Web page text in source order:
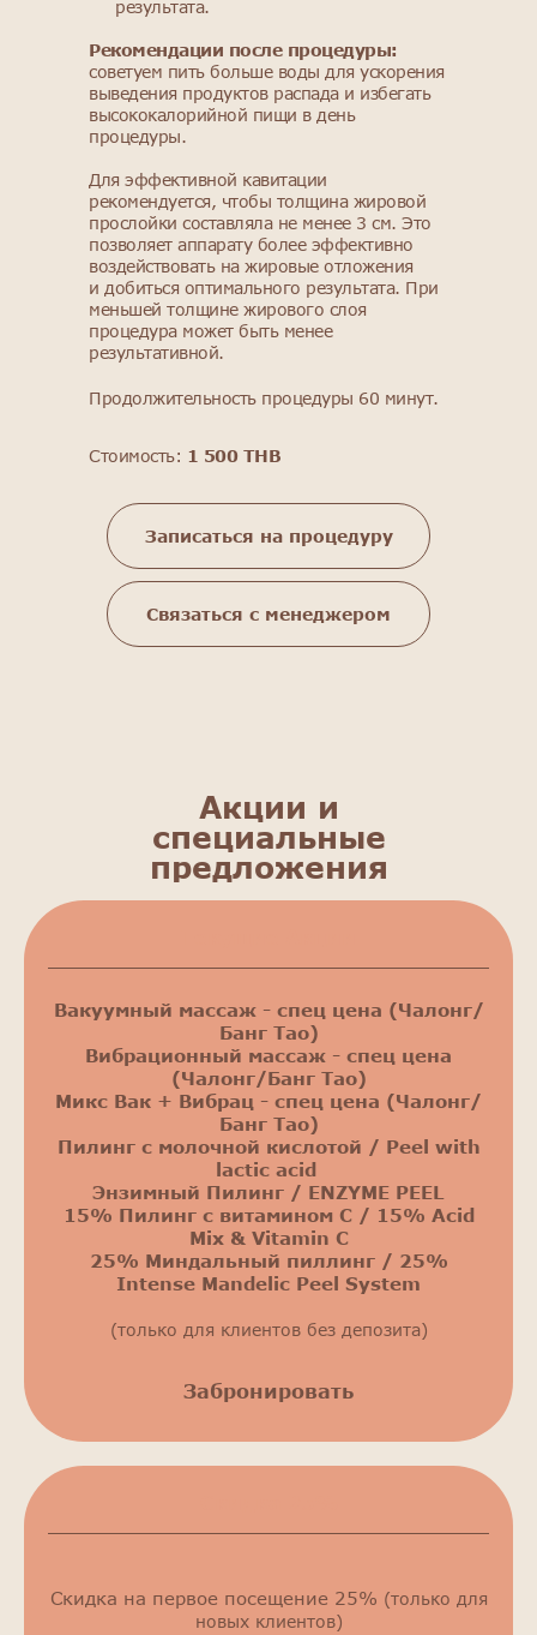
результата.
Рекомендации после процедуры:
советуем пить больше воды для ускорения
выведения продуктов распада и избегать
высококалорийной пищи в день
процедуры.
Для эффективной кавитации
рекомендуется, чтобы толщина жировой
прослойки составляла не менее 3 см. Это
позволяет аппарату более эффективно
воздействовать на жировые отложения
и добиться оптимального результата. При
меньшей толщине жирового слоя
процедура может быть менее
результативной.
Записаться на процедуру
Связаться с менеджером
Продолжительность процедуры 60 минут.
Стоимость: 1 500 THB
Акции и
специальные
предложения
Вакуумный массаж - спец цена (Чалонг/
Банг Тао)
Вибрационный массаж - спец цена
(Чалонг/Банг Тао)
Микс Вак + Вибрац - спец цена (Чалонг/
Банг Тао)
Пилинг с молочной кислотой / Peel with
lactic acid
Энзимный Пилинг / ENZYME PEEL
15% Пилинг с витамином С / 15% Acid
Mix & Vitamin C
25% Миндальный пиллинг / 25%
Intense Mandelic Peel System
(только для клиентов без депозита)
Забронировать
Скидка на первое посещение 25% (только для
новых клиентов)